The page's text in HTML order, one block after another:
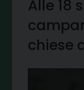
Alle 18
chiese